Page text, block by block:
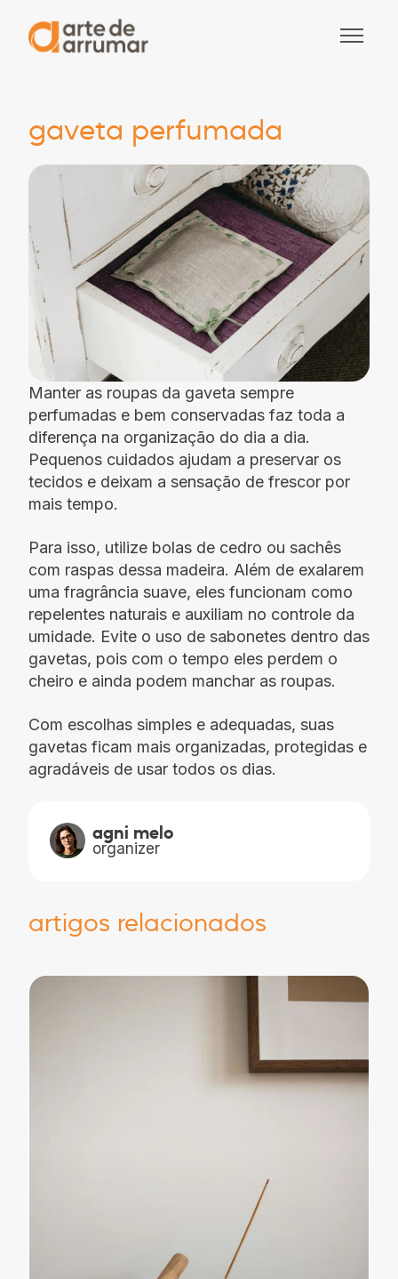
gaveta perfumada
agni melo
organizer
Manter as roupas da gaveta sempre
perfumadas e bem conservadas faz toda a
diferença na organização do dia a dia.
Pequenos cuidados ajudam a preservar os
tecidos e deixam a sensação de frescor por
mais tempo.
Para isso, utilize bolas de cedro ou sachês
com raspas dessa madeira. Além de exalarem
uma fragrância suave, eles funcionam como
repelentes naturais e auxiliam no controle da
umidade. Evite o uso de sabonetes dentro das
gavetas, pois com o tempo eles perdem o
cheiro e ainda podem manchar as roupas.
Com escolhas simples e adequadas, suas
gavetas ficam mais organizadas, protegidas e
agradáveis de usar todos os dias.
artigos relacionados